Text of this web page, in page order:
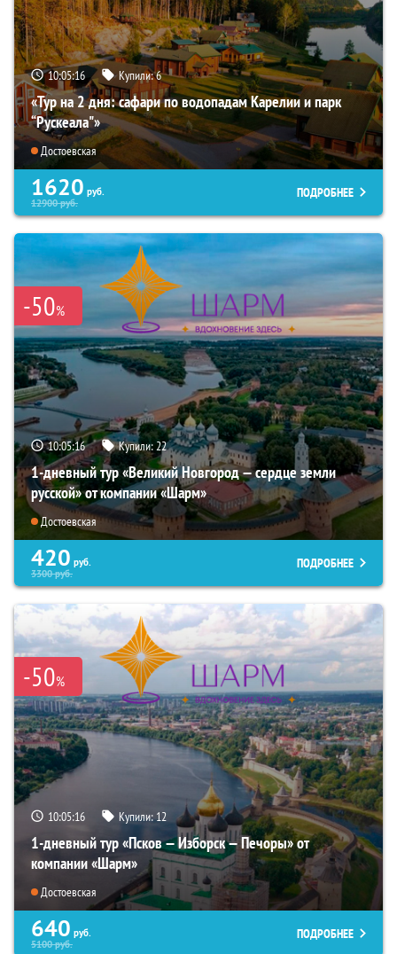
10:05:14 Купили:6
«Тур на 2 дня: сафари по водопадам Карелии и парк
“Рускеала"»
Достоевская
1620 руб.
12900руб.
ПОДРОБНЕЕ
-50%
10:05:14 Купили:22
1-дневный тур «Великий Новгород — сердце земли
русской» от компании «Шарм»
Достоевская
420 руб.
3300руб.
ПОДРОБНЕЕ
-50%
10:05:14 Купили:12
1-дневный тур «Псков — Изборск — Печоры» от
компании «Шарм»
Достоевская
640 руб.
5100руб.
ПОДРОБНЕЕ